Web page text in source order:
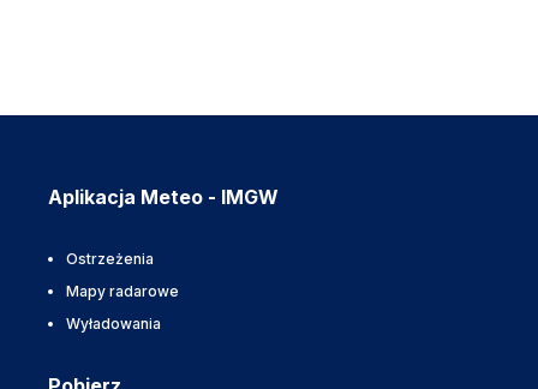
Aplikacja Meteo - IMGW
Ostrzeżenia
Mapy radarowe
Wyładowania